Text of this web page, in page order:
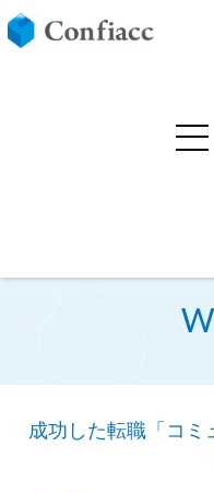
成功した転職「コ